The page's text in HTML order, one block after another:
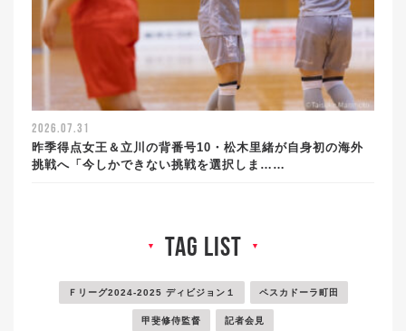
2026.07.31
昨季得点女王＆立川の背番号10・松木里緒が自身初の海外
挑戦へ「今しかできない挑戦を選択しま……
▼ tag list ▼
Ｆリーグ2024-2025 ディビジョン１ ペスカドーラ町田
甲斐修侍監督 記者会見